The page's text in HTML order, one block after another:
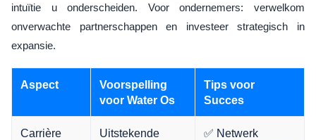
intuïtie u onderscheiden. Voor ondernemers: verwelkom
onverwachte partnerschappen en investeer strategisch in
expansie.
Aspect
Voorspelling
voor Water Os
Tips voor
Succes
Carrière
Uitstekende
✅ Netwerk